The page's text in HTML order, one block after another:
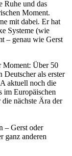
Ruhe und das
Moment.
mit dabei. Er hat
Systeme (wie
– genau wie Gerst
Moment: Über 50
als erster
aktuell noch die
im Europäischen
nächste Ära der
– Gerst oder
ganz anderen